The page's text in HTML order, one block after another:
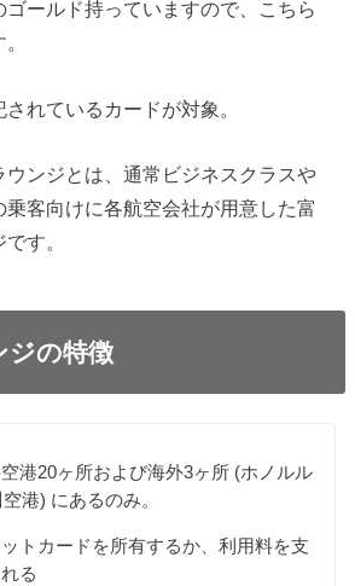
ールド持っていますので、こちら
れているカードが対象。
ウンジとは、通常ビジネスクラスや
客向けに各航空会社が用意した富
す。
ジの特徴
港20ヶ所および海外3ヶ所 (ホノルル
港) にあるのみ。
トカードを所有するか、利用料を支
る